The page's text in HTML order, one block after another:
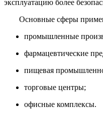
эксплуатацию более
Основные сферы
промышленные
фармацевтические
пищевая
торговые центры;
офисные комплексы.